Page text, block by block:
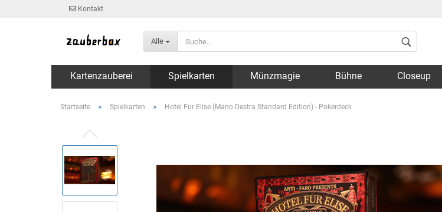
Kontakt
Alle
Kartenzauberei Spielkarten Münzmagie Bühne Closeup
Startseite » Spielkarten » Hotel Fur Elise (Mano Destra Standard Edition) - Pokerdeck